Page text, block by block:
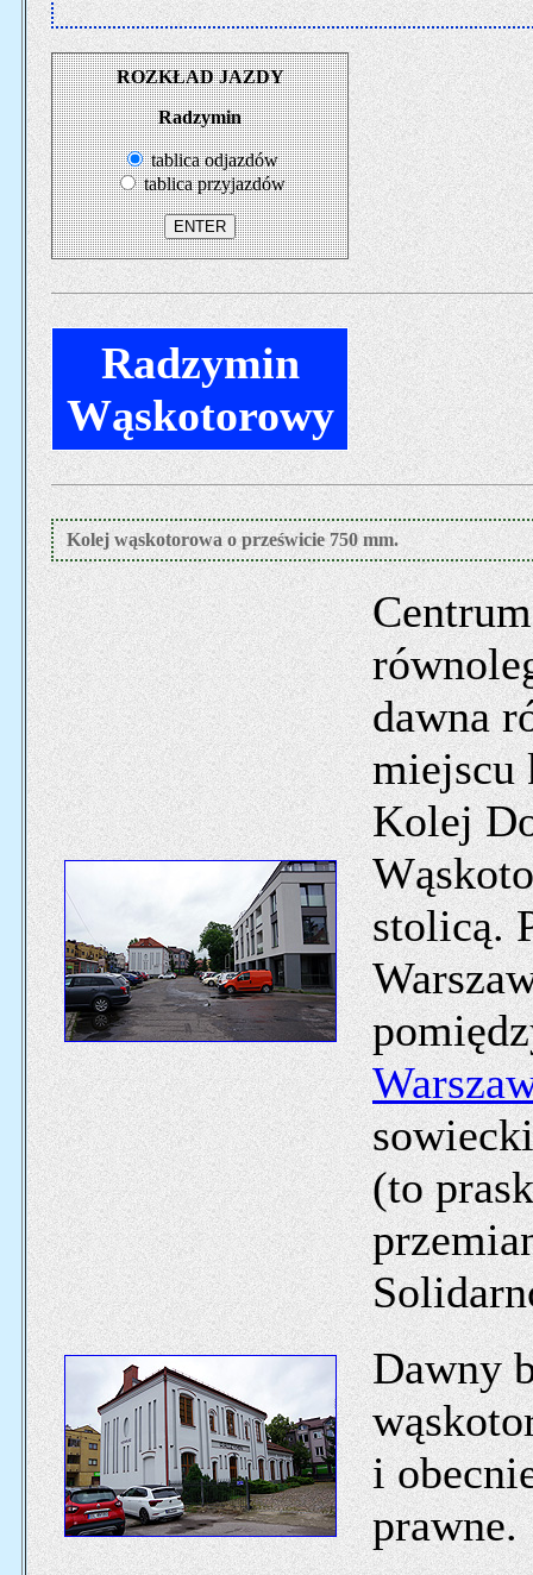
ROZKŁAD JAZDY
Radzymin
tablica odjazdów
tablica przyjazdów
Radzymin
Wąskotorowy
Kolej wąskotorowa o prześwicie 750 mm.
dawna
miejscu
Kolej
stolicą.
(to
Dawny
i
prawne.